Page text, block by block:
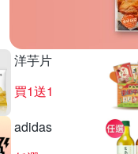
洋芋片
買1送1
adidas